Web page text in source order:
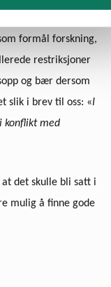
formål forskning,
restriksjoner
og bær dersom
slik i brev til oss: «I
konflikt med
det skulle bli satt i
mulig å finne gode